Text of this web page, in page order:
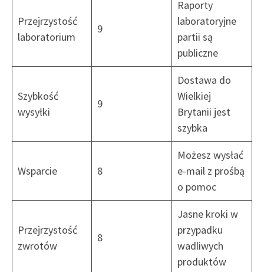
Przejrzystość
laboratorium
9
Raporty
laboratoryjne
partii są
publiczne
Szybkość
wysyłki
9
Dostawa do
Wielkiej
Brytanii jest
szybka
Wsparcie 8
Możesz wysłać
e-mail z prośbą
o pomoc
Przejrzystość
zwrotów
8
Jasne kroki w
przypadku
wadliwych
produktów